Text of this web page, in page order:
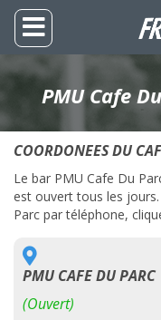
PMU Cafe
COORDONEES DU
Le bar PMU Cafe Du
est ouvert tous les
Parc par téléphone,
PMU CAFE DU PARC
(Ouvert)